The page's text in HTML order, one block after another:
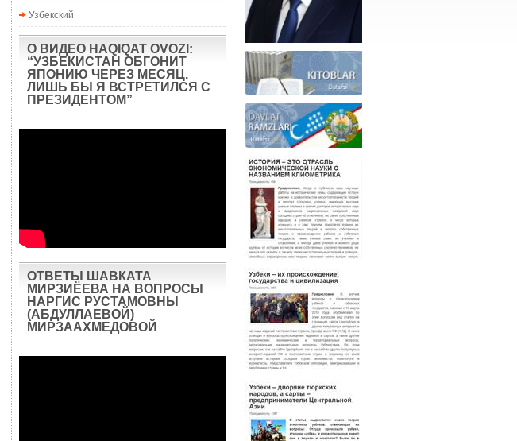
Узбекский
О ВИДЕО HAQIQAT OVOZI:
“УЗБЕКИСТАН ОБГОНИТ
ЯПОНИЮ ЧЕРЕЗ МЕСЯЦ.
ЛИШЬ БЫ Я ВСТРЕТИЛСЯ С
ПРЕЗИДЕНТОМ”
ОТВЕТЫ ШАВКАТА
МИРЗИЁЕВА НА ВОПРОСЫ
НАРГИС РУСТАМОВНЫ
(АБДУЛЛАЕВОЙ)
МИРЗААХМЕДОВОЙ